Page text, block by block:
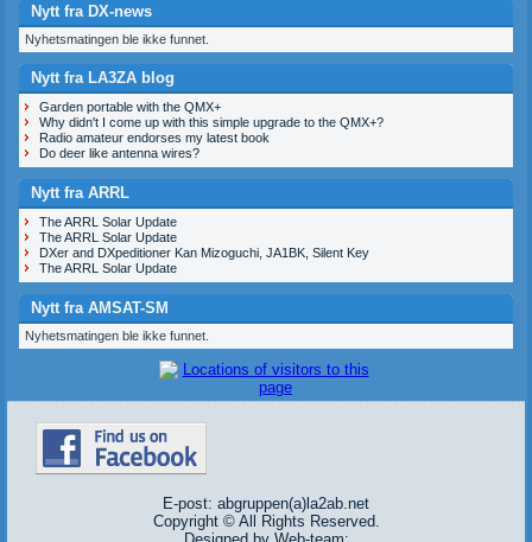
Nytt fra DX-news
Nyhetsmatingen ble ikke funnet.
Nytt fra LA3ZA blog
Garden portable with the QMX+
Why didn't I come up with this simple upgrade to the QMX+?
Radio amateur endorses my latest book
Do deer like antenna wires?
Nytt fra ARRL
The ARRL Solar Update
The ARRL Solar Update
DXer and DXpeditioner Kan Mizoguchi, JA1BK, Silent Key
The ARRL Solar Update
Nytt fra AMSAT-SM
Nyhetsmatingen ble ikke funnet.
E-post: abgruppen(a)la2ab.net
Copyright © All Rights Reserved.